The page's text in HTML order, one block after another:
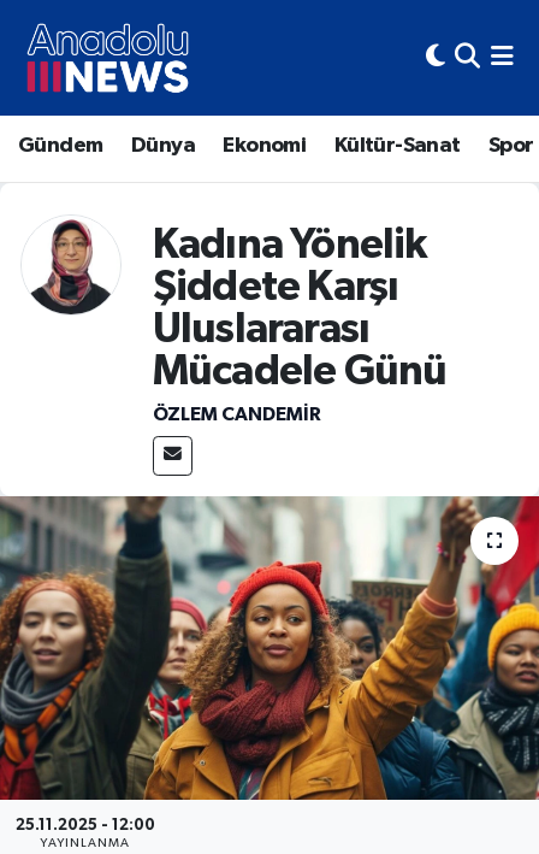
Gündem Dünya Ekonomi Kültür-Sanat Spor
Kadına Yönelik
Şiddete Karşı
Uluslararası
Mücadele Günü
ÖZLEM CANDEMİR
25.11.2025 - 12:00
YAYINLANMA
Hava Durumu
Trafik Durumu
Süper Lig Puan Durumu ve Fikstür
Tüm Manşetler
Son Dakika Haberleri